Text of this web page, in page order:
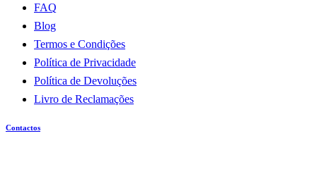
FAQ
Blog
Termos e Condições
Política de Privacidade
Política de Devoluções
Livro de Reclamações
Contactos